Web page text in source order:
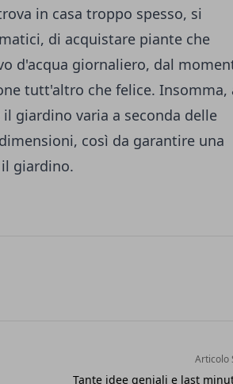
in casa troppo spesso, si
di acquistare piante che
d'acqua giornaliero, dal
tutt'altro che felice. Insomma,
giardino varia a seconda delle
così da garantire una
giardino.
Articolo
Tante idee geniali e last